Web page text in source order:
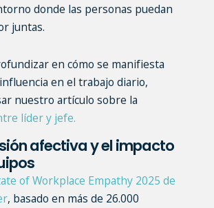
donde las personas puedan
juntas.
en cómo se manifiesta
en el trabajo diario,
nuestro artículo sobre la
líder y jefe.
afectiva y el impacto
of Workplace Empathy 2025 de
, basado en más de 26.000